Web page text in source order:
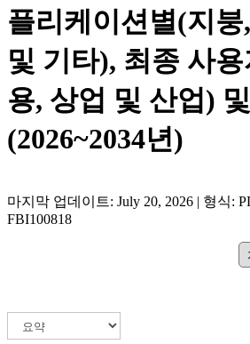
플리케이션별(지붕
및 기타), 최종 사
용, 상업 및 산업)
(2026~2034년)
마지막 업데이트: July 20, 2026 | 형식:
FBI100818